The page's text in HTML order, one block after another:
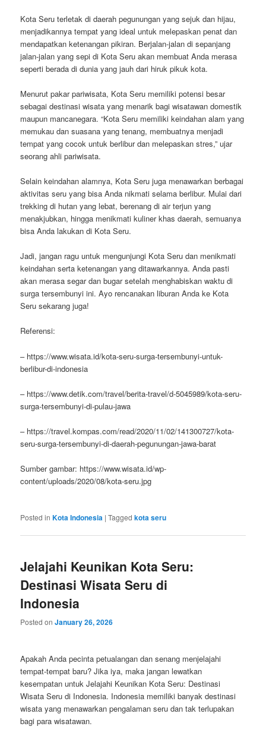
Kota Seru terletak di daerah pegunungan yang sejuk dan hijau,
menjadikannya tempat yang ideal untuk melepaskan penat dan
mendapatkan ketenangan pikiran. Berjalan-jalan di sepanjang
jalan-jalan yang sepi di Kota Seru akan membuat Anda merasa
seperti berada di dunia yang jauh dari hiruk pikuk kota.
Menurut pakar pariwisata, Kota Seru memiliki potensi besar
sebagai destinasi wisata yang menarik bagi wisatawan domestik
maupun mancanegara. “Kota Seru memiliki keindahan alam yang
memukau dan suasana yang tenang, membuatnya menjadi
tempat yang cocok untuk berlibur dan melepaskan stres,” ujar
seorang ahli pariwisata.
Selain keindahan alamnya, Kota Seru juga menawarkan berbagai
aktivitas seru yang bisa Anda nikmati selama berlibur. Mulai dari
trekking di hutan yang lebat, berenang di air terjun yang
menakjubkan, hingga menikmati kuliner khas daerah, semuanya
bisa Anda lakukan di Kota Seru.
Jadi, jangan ragu untuk mengunjungi Kota Seru dan menikmati
keindahan serta ketenangan yang ditawarkannya. Anda pasti
akan merasa segar dan bugar setelah menghabiskan waktu di
surga tersembunyi ini. Ayo rencanakan liburan Anda ke Kota
Seru sekarang juga!
Referensi:
– https://www.wisata.id/kota-seru-surga-tersembunyi-untuk-
berlibur-di-indonesia
– https://www.detik.com/travel/berita-travel/d-5045989/kota-seru-
surga-tersembunyi-di-pulau-jawa
– https://travel.kompas.com/read/2020/11/02/141300727/kota-
seru-surga-tersembunyi-di-daerah-pegunungan-jawa-barat
Sumber gambar: https://www.wisata.id/wp-
content/uploads/2020/08/kota-seru.jpg
Posted in Kota Indonesia |Tagged kota seru
Jelajahi Keunikan Kota Seru:
Destinasi Wisata Seru di
Indonesia
Posted onJanuary 26, 2026
Apakah Anda pecinta petualangan dan senang menjelajahi
tempat-tempat baru? Jika iya, maka jangan lewatkan
kesempatan untuk Jelajahi Keunikan Kota Seru: Destinasi
Wisata Seru di Indonesia. Indonesia memiliki banyak destinasi
wisata yang menawarkan pengalaman seru dan tak terlupakan
bagi para wisatawan.